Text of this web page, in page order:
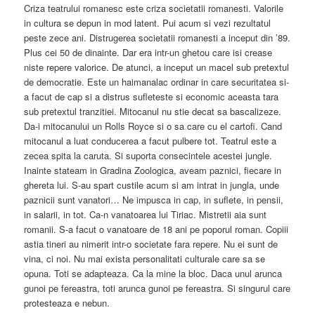
Criza teatrului romanesc este criza societatii romanesti. Valorile
in cultura se depun in mod latent. Pui acum si vezi rezultatul
peste zece ani. Distrugerea societatii romanesti a inceput din ’89.
Plus cei 50 de dinainte. Dar era intr-un ghetou care isi crease
niste repere valorice. De atunci, a inceput un macel sub pretextul
de democratie. Este un haimanalac ordinar in care securitatea si-
a facut de cap si a distrus sufleteste si economic aceasta tara
sub pretextul tranzitiei. Mitocanul nu stie decat sa bascalizeze.
Da-i mitocanului un Rolls Royce si o sa care cu el cartofi. Cand
mitocanul a luat conducerea a facut pulbere tot. Teatrul este a
zecea spita la caruta. Si suporta consecintele acestei jungle.
Inainte stateam in Gradina Zoologica, aveam paznici, fiecare in
ghereta lui. S-au spart custile acum si am intrat in jungla, unde
paznicii sunt vanatori… Ne impusca in cap, in suflete, in pensii,
in salarii, in tot. Ca-n vanatoarea lui Tiriac. Mistretii aia sunt
romanii. S-a facut o vanatoare de 18 ani pe poporul roman. Copiii
astia tineri au nimerit intr-o societate fara repere. Nu ei sunt de
vina, ci noi. Nu mai exista personalitati culturale care sa se
opuna. Toti se adapteaza. Ca la mine la bloc. Daca unul arunca
gunoi pe fereastra, toti arunca gunoi pe fereastra. Si singurul care
protesteaza e nebun.